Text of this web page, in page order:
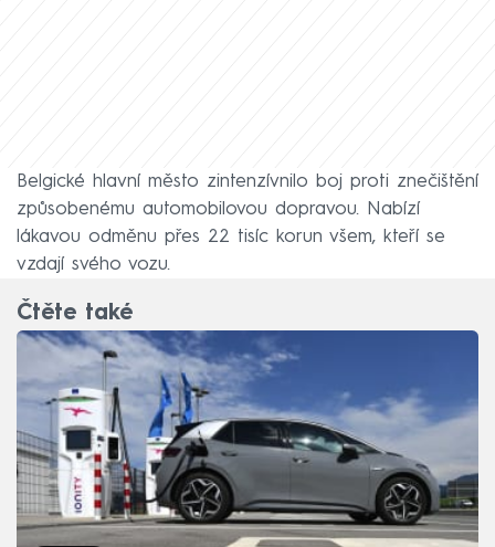
Belgické hlavní město zintenzívnilo boj proti znečištění
způsobenému automobilovou dopravou. Nabízí
lákavou odměnu přes 22 tisíc korun všem, kteří se
vzdají svého vozu.
Čtěte také